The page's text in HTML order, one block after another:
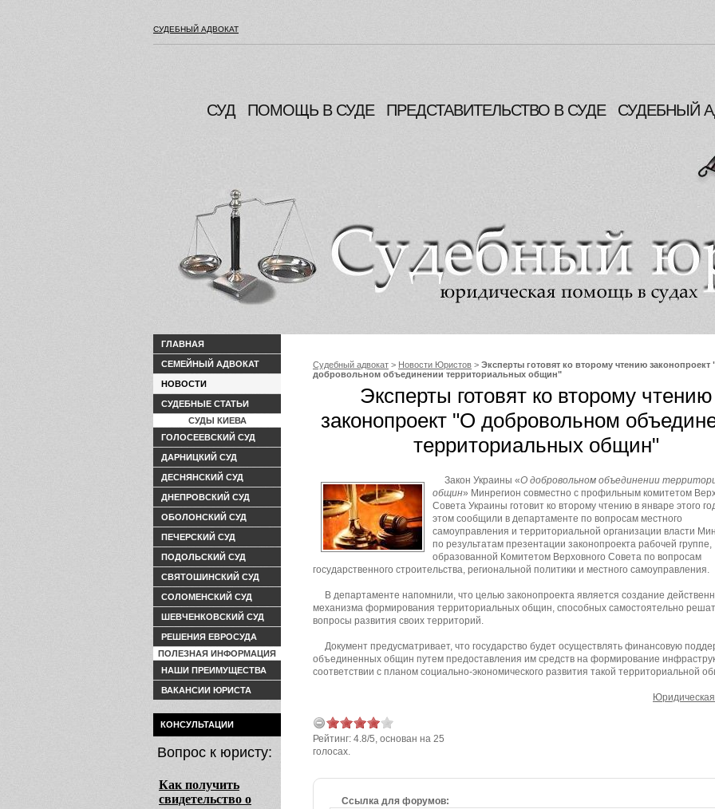
СУДЕБНЫЙ АДВОКАТ
СУД ПОМОЩЬ В СУДЕ ПРЕДСТАВИТЕЛЬСТВО В СУДЕ СУДЕБНЫЙ
ГЛАВНАЯ
СЕМЕЙНЫЙ АДВОКАТ
НОВОСТИ
СУДЕБНЫЕ СТАТЬИ
СУДЫ КИЕВА
ГОЛОСЕЕВСКИЙ СУД
ДАРНИЦКИЙ СУД
ДЕСНЯНСКИЙ СУД
ДНЕПРОВСКИЙ СУД
ОБОЛОНСКИЙ СУД
ПЕЧЕРСКИЙ СУД
ПОДОЛЬСКИЙ СУД
СВЯТОШИНСКИЙ СУД
СОЛОМЕНСКИЙ СУД
ШЕВЧЕНКОВСКИЙ СУД
РЕШЕНИЯ ЕВРОСУДА
ПОЛЕЗНАЯ ИНФОРМАЦИЯ
НАШИ ПРЕИМУЩЕСТВА
ВАКАНСИИ ЮРИСТА
КОНСУЛЬТАЦИИ
Вопрос к юристу:
Судебный адвокат > Новости Юристов > Эксперты готовят ко второму чтению законопроект
добровольном объединении территориальных общин"
Эксперты готовят ко второму чтению
законопроект "О добровольном
территориальных общин"
Закон Украины «О добровольном объединении
общин» Минрегион совместно с профильным комитетом
Совета Украины готовит ко второму чтению в январе этого
этом сообщили в департаменте по вопросам местного
самоуправления и территориальной организации власти
по результатам презентации законопроекта рабочей группе,
образованной Комитетом Верховного Совета по вопросам
государственного строительства, региональной политики и местного самоуправления.
В департаменте напомнили, что целью законопроекта является создание
механизма формирования территориальных общин, способных самостоятельно
вопросы развития своих территорий.
Документ предусматривает, что государство будет осуществлять финансовую
объединенных общин путем предоставления им средств на формирование
соответствии с планом социально-экономического развития такой территориальной
Рейтинг: 4.8/5, основан на 25
голосах.
Ссылка для форумов: